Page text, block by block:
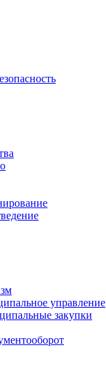
управление
закупки